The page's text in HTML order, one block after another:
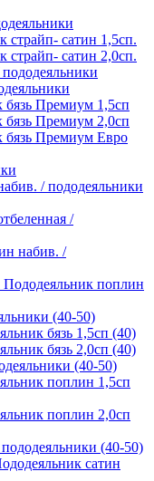
страйп- сатин 1,5сп.
страйп- сатин 2,0сп.
бязь Премиум 1,5сп
бязь Премиум 2,0сп
бязь Премиум Евро
/ пододеяльники
/
набив. /
поплин
(40-50)
бязь 1,5сп (40)
бязь 2,0сп (40)
(40-50)
поплин 1,5сп
поплин 2,0сп
(40-50)
сатин